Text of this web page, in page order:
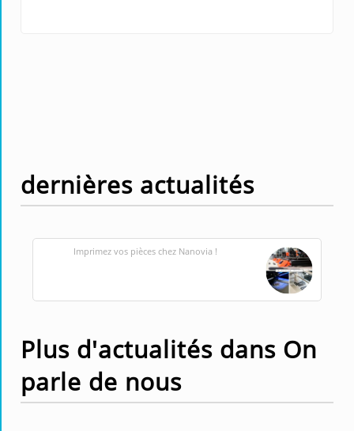
dernières actualités
Imprimez vos pièces chez Nanovia !
Plus d'actualités dans On
parle de nous